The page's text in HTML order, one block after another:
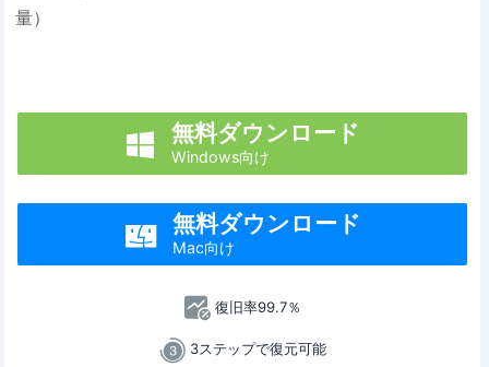
量）
 無料ダウンロード
Windows向け
 無料ダウンロード
Mac向け
復旧率99.7％
3ステップで復元可能